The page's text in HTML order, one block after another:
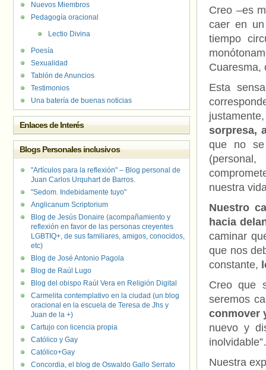
Creo –es
caer en
tiempo
Cuaresma,
Esta
sorpresa,
que no
nuestra
Nuestro
hacia
caminar
que nos
constante,
Creo que
seremos
conmover
nuevo y
Nuestra
Nuevos Miembros
Pedagogía oracional
Lectio Divina
Poesía
Sexualidad
Tablón de Anuncios
Testimonios
Una batería de buenas noticias
Enlaces de Interés
Blogs Personales inclusivos
"Artículos para la reflexión" – Blog personal de
Juan Carlos Urquhart de Barros.
"Sedom. Indebidamente tuyo"
Anglicanum Scriptorium
Blog de Jesús Donaire (acompañamiento y
reflexión en favor de las personas creyentes
LGBTIQ+, de sus familiares, amigos, conocidos,
etc)
Blog de José Antonio Pagola
Blog de Raúl Lugo
Blog del obispo Raúl Vera en Religión Digital
Carmelita contemplativo en la ciudad (un blog
oracional en la escuela de Teresa de Jhs y
Juan de la +)
Cartujo con licencia propia
Católico y Gay
Católico+Gay
Concordia, el blog de Oswaldo Gallo Serrato